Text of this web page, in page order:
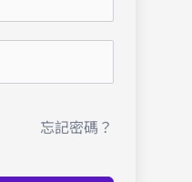
忘記密碼？